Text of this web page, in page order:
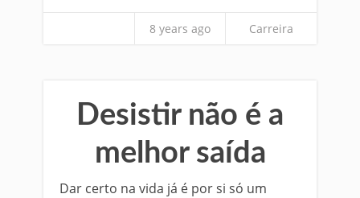
8 years ago Carreira
Desistir não é a
melhor saída
Dar certo na vida já é por si só um